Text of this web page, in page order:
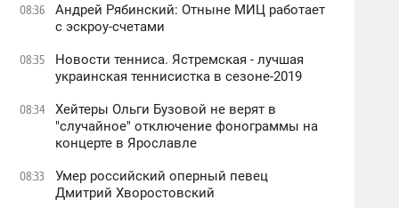
08:36
Андрей Рябинский: Отныне МИЦ работает
с эскроу-счетами
08:35
Новости тенниса. Ястремская - лучшая
украинская теннисистка в сезоне-2019
08:34
Хейтеры Ольги Бузовой не верят в
"случайное" отключение фонограммы на
концерте в Ярославле
08:33
Умер российский оперный певец
Дмитрий Хворостовский